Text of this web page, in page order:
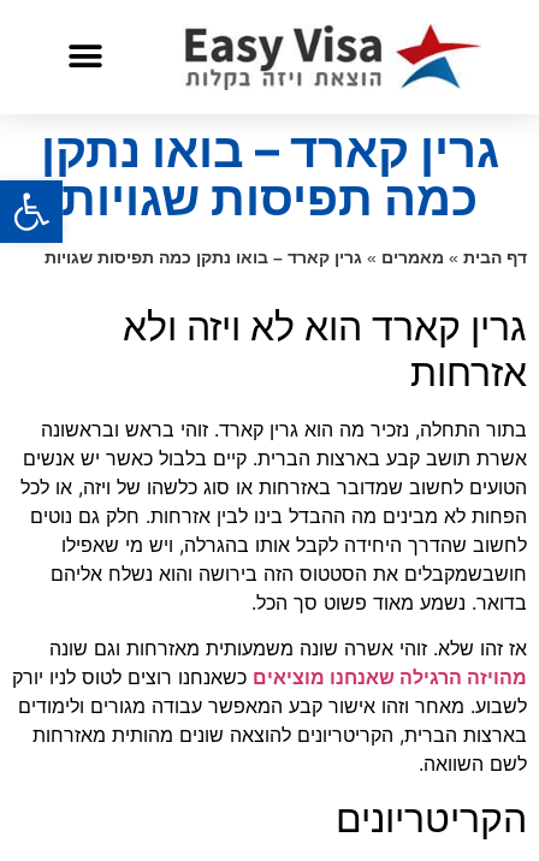
גרין קארד – בואו נתקן
כמה תפיסות שגויות
דף הבית » מאמרים » גרין קארד – בואו נתקן כמה תפיסות שגויות
גרין קארד הוא לא ויזה ולא
אזרחות
בתור התחלה, נזכיר מה הוא גרין קארד. זוהי בראש ובראשונה
אשרת תושב קבע בארצות הברית. קיים בלבול כאשר יש אנשים
הטועים לחשוב שמדובר באזרחות או סוג כלשהו של ויזה, או לכל
הפחות לא מבינים מה ההבדל בינו לבין אזרחות. חלק גם נוטים
לחשוב שהדרך היחידה לקבל אותו בהגרלה, ויש מי שאפילו
חושבשמקבלים את הסטטוס הזה בירושה והוא נשלח אליהם
בדואר. נשמע מאוד פשוט סך הכל.
אז זהו שלא. זוהי אשרה שונה משמעותית מאזרחות וגם שונה
מהויזה הרגילה שאנחנו מוציאים כשאנחנו רוצים לטוס לניו יורק
לשבוע. מאחר וזהו אישור קבע המאפשר עבודה מגורים ולימודים
בארצות הברית, הקריטריונים להוצאה שונים מהותית מאזרחות
לשם השוואה.
הקריטריונים